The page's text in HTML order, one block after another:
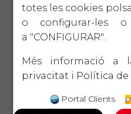
Què és
optimitzar la
Eines de
Donar les eines
desenvolupar
totes les cookies
o configurar-les
a "CONFIGURAR".
Més informació a
privacitat i Política de
Portal Clients